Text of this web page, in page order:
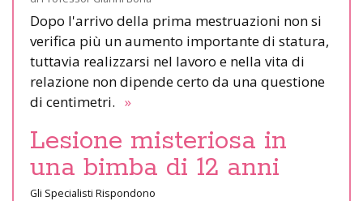
Dopo l'arrivo della prima mestruazioni non si
verifica più un aumento importante di statura,
tuttavia realizzarsi nel lavoro e nella vita di
relazione non dipende certo da una questione
di centimetri. »
Lesione misteriosa in
una bimba di 12 anni
Gli Specialisti Rispondono